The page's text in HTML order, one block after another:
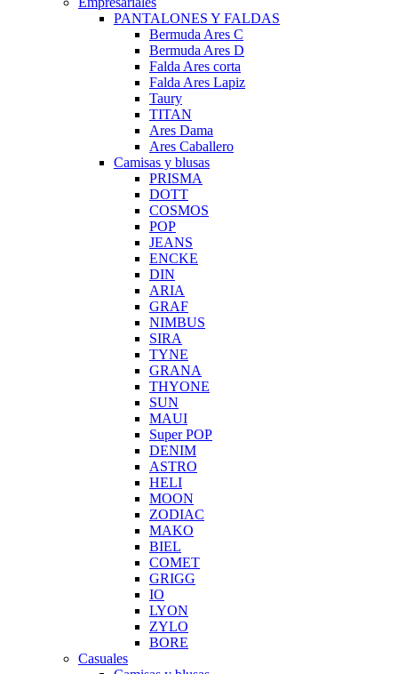
PANTALONES Y FALDAS
Bermuda Ares C
Bermuda Ares D
Falda Ares corta
Falda Ares Lapiz
Taury
TITAN
Ares Dama
Ares Caballero
Camisas y blusas
PRISMA
DOTT
COSMOS
POP
JEANS
ENCKE
DIN
ARIA
GRAF
NIMBUS
SIRA
TYNE
GRANA
THYONE
SUN
MAUI
Super POP
DENIM
ASTRO
HELI
MOON
ZODIAC
MAKO
BIEL
COMET
GRIGG
IO
LYON
ZYLO
BORE
Casuales